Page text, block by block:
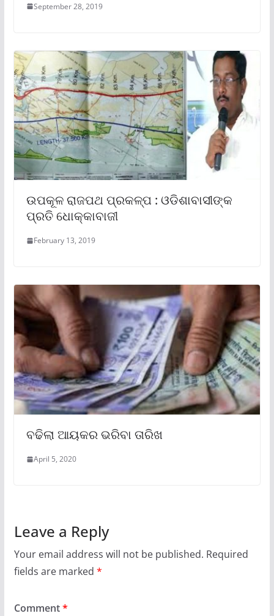
September 28, 2019
ଉପକୂଳ ରାଜପଥ ପ୍ରକଳ୍ପ : ଓଡିଶାବାସୀଙ୍କ
ପ୍ରତି ଧୋକ୍କାବାଜୀ
February 13, 2019
ବଢିଲା ଆୟକର ଭରିବା ତାରିଖ
April 5, 2020
Leave a Reply
Your email address will not be published. Required
fields are marked *
Comment*